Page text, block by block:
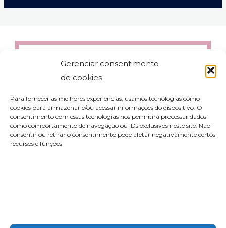
Gerenciar consentimento
de cookies
Para fornecer as melhores experiências, usamos tecnologias como
cookies para armazenar e/ou acessar informações do dispositivo. O
consentimento com essas tecnologias nos permitirá processar dados
como comportamento de navegação ou IDs exclusivos neste site. Não
consentir ou retirar o consentimento pode afetar negativamente certos
recursos e funções.